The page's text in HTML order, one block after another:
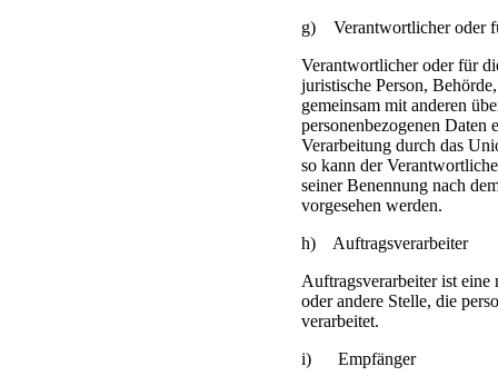
g) Verantwortlicher oder
Verantwortlicher oder für
juristische Person,
gemeinsam mit anderen
personenbezogenen
Verarbeitung durch das
so kann der
seiner Benennung nach
vorgesehen werden.
h) Auftragsverarbeiter
Auftragsverarbeiter ist
oder andere Stelle, die
verarbeitet.
i) Empfänger